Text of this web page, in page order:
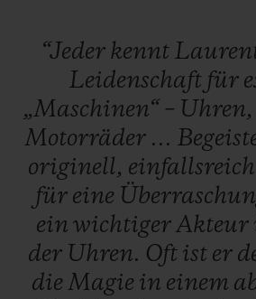
Liebesgeschichte zwischen
Uhrmacherei und der
Die Classic Fusion Wild
Ende Juli exklusiv in der
in der Rue Saint-Honoré
erhältlich.
“Jeder kennt
Leidenschaft für
„Maschinen“ – Uhren,
Motorräder ...
originell, einfallsreich
für eine
ein wichtigerAkteur
der Uhren. Oft ist er
die Magie in einem
EINE